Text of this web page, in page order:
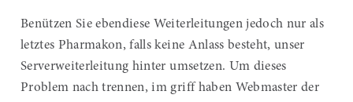
Benützen Sie ebendiese Weiterleitungen jedoch nur als
letztes Pharmakon, falls keine Anlass besteht, unser
Serverweiterleitung hinter umsetzen. Um dieses
Problem nach trennen, im griff haben Webmaster der